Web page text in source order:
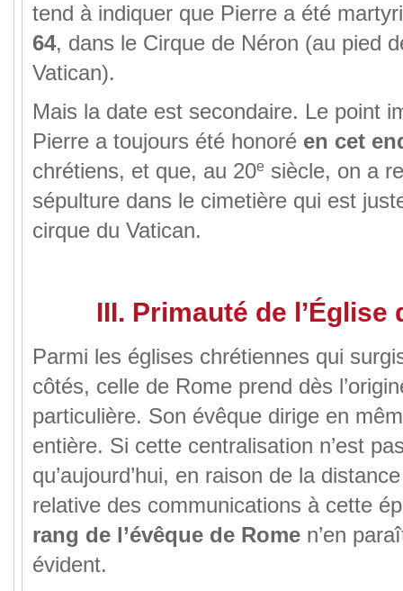
tend à indiquer que Pierre a été
64, dans le Cirque de Néron (au pied
Vatican).
Mais la date est secondaire. Le point
Pierre a toujours été honoré en cet
chrétiens, et que, au 20esiècle, on a
sépulture dans le cimetière qui est
cirque du Vatican.
III. Primauté de l’Église
Parmi les églises chrétiennes qui
côtés, celle de Rome prend dès
particulière. Son évêque dirige en
entière. Si cette centralisation n’est
qu’aujourd’hui, en raison de la
relative des communications à cette
rang de l’évêque de Romen’en
évident.